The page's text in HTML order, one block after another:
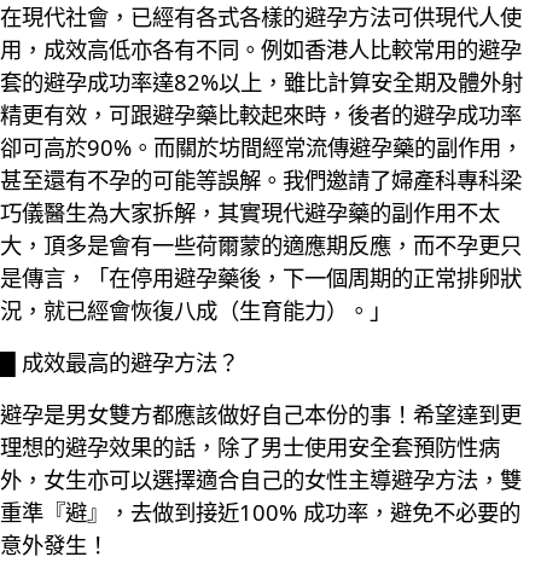
在現代社會，已經有各式各樣的避孕方法可供現代人使
用，成效高低亦各有不同。例如香港人比較常用的避孕
套的避孕成功率達82%以上，雖比計算安全期及體外射
精更有效，可跟避孕藥比較起來時，後者的避孕成功率
卻可高於90%。而關於坊間經常流傳避孕藥的副作用，
甚至還有不孕的可能等誤解。我們邀請了婦產科專科梁
巧儀醫生為大家拆解，其實現代避孕藥的副作用不太
大，頂多是會有一些荷爾蒙的適應期反應，而不孕更只
是傳言，「在停用避孕藥後，下一個周期的正常排卵狀
況，就已經會恢復八成（生育能力）。」
█ 成效最高的避孕方法？
避孕是男女雙方都應該做好自己本份的事！希望達到更
理想的避孕效果的話，除了男士使用安全套預防性病
外，女生亦可以選擇適合自己的女性主導避孕方法，雙
重準『避』，去做到接近100% 成功率，避免不必要的
意外發生！